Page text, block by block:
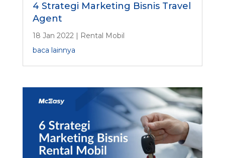
4 Strategi Marketing Bisnis Travel
Agent
18 Jan 2022|
Rental Mobil
baca lainnya